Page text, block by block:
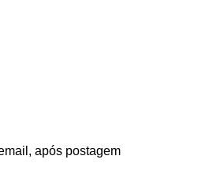
após postagem